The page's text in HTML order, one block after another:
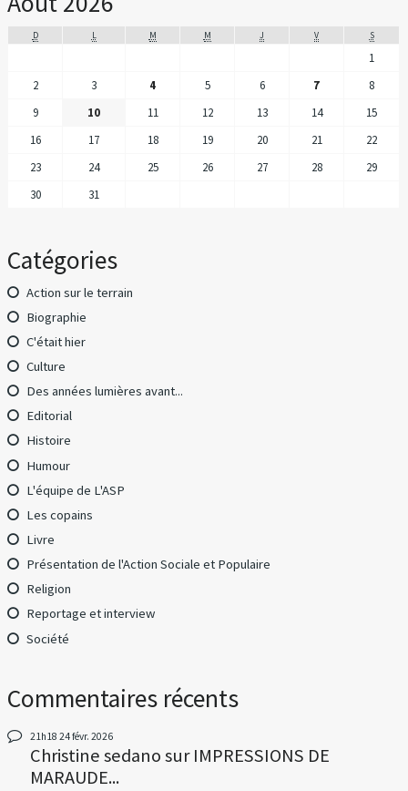
D L M M J V S
1
2
3 4 5 6 7
8
9
10 11 12 13 14
15
16
17 18 19 20 21
22
23
24 25 26 27 28
29
30
31
Catégories
Action sur le terrain
Biographie
C'était hier
Culture
Des années lumières avant...
Editorial
Histoire
Humour
L'équipe de L'ASP
Les copains
Livre
Présentation de l'Action Sociale et Populaire
Religion
Reportage et interview
Société
Commentaires récents
21h18 24févr. 2026
Christine sedanosurIMPRESSIONS DE
MARAUDE...